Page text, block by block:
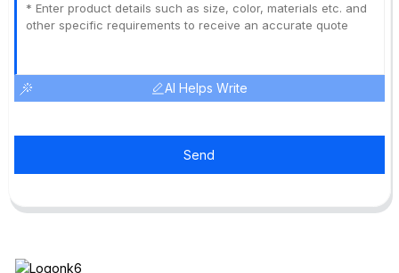
AI Helps Write
Send